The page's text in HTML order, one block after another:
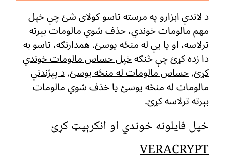
د لاندې ابزارو په مرسته تاسو کولای شئ چې خپل
مهم مالومات خوندي، حذف شوي مالومات بېرته
ترلاسه، او یا یې له منځه یوسئ. همدارنګه، تاسو به
دا زده کړئ چې څنګهخپل حساس مالومات خوندي
کړئ, حساس مالومات له منځه یوسئ, د پېژندنې
مالومات له منځه یوسئ یا خذف شوي مالومات
بېرته ترلاسه کړئ.
خپل فایلونه خوندي او انکرېپټ کړئ
VERACRYPT